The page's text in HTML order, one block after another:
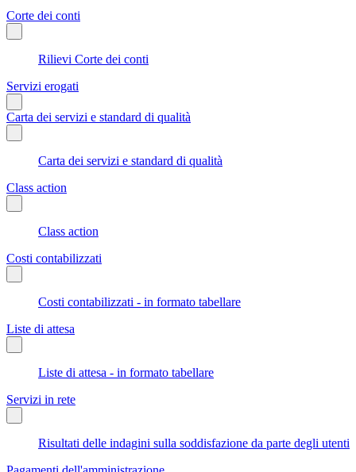
Corte dei conti
Rilievi Corte dei conti
Servizi erogati
Carta dei servizi e standard di qualità
Carta dei servizi e standard di qualità
Class action
Class action
Costi contabilizzati
Costi contabilizzati - in formato tabellare
Liste di attesa
Liste di attesa - in formato tabellare
Servizi in rete
Risultati delle indagini sulla soddisfazione da parte degli utenti